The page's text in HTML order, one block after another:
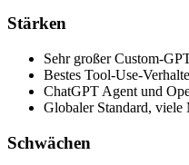
Stärken
Sehr großer Custom-
Bestes Tool-Use-
ChatGPT Agent und
Globaler Standard,
Schwächen